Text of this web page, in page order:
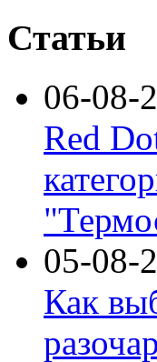
Статьи
06-08-
Red
05-08-
Как